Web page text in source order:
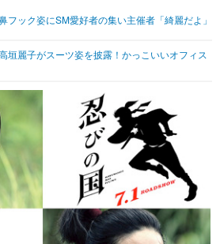
ブログ
その他
フック姿にSM愛好者の集い主催者「綺麗だよ」
垣麗子がスーツ姿を披露！かっこいいオフィス